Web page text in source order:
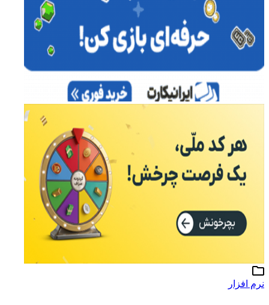
نرم افزار